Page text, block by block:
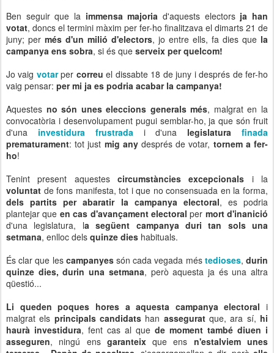
Ben seguir que la immensa majoriad'aquests electorsja han
votat, doncs el termini màxim per fer-ho finalitzava el dimarts 21 de
juny; per més d'un milió d'electors, jo entre ells, fa dies que la
campanya ens sobra, si és que serveix per quelcom!
Jo vaig votarper correu el dissabte 18 de juny i després de fer-ho
vaig pensar: per mi ja es podria acabar la campanya!
Aquestes no són unes eleccions generals més, malgrat en la
convocatòria i desenvolupament pugui semblar-ho, ja que són fruit
d'una investidura frustradai d'una legislaturafinada
prematurament: tot just mig anydesprés de votar, tornem a fer-
ho!
Tenint present aquestes circumstàncies excepcionals i la
voluntat de fons manifesta, tot i que no consensuada en la forma,
dels partits per abaratir la campanya electoral, es podria
plantejar que en cas d'avançament electoral per mort d'inanició
d'una legislatura, la següent campanya duri tan sols una
setmana, enlloc dels quinze dies habituals.
És clar que les campanyessón cada vegada més tedioses,durin
quinze dies, durin una setmana, però aquesta ja és una altra
qüestió...
Li queden poques hores a aquesta campanya electoral i
malgrat els principals candidats han asseguratque, ara sí, hi
haurà investidura, fent cas al que de moment també diuen i
asseguren, ningú ens garanteixque ens n'estalviem unes